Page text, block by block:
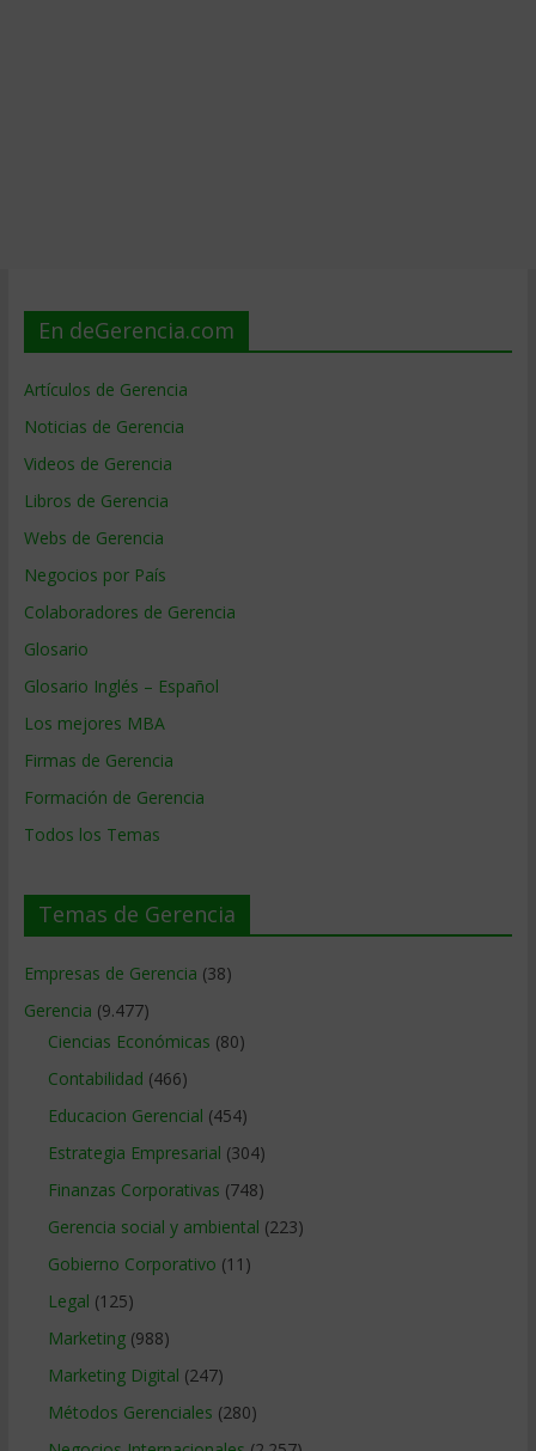
En deGerencia.com
Artículos de Gerencia
Noticias de Gerencia
Videos de Gerencia
Libros de Gerencia
Webs de Gerencia
Negocios por País
Colaboradores de Gerencia
Glosario
Glosario Inglés – Español
Los mejores MBA
Firmas de Gerencia
Formación de Gerencia
Todos los Temas
Temas de Gerencia
Empresas de Gerencia (38)
Gerencia (9.477)
Ciencias Económicas (80)
Contabilidad (466)
Educacion Gerencial (454)
Estrategia Empresarial (304)
Finanzas Corporativas (748)
Gerencia social y ambiental (223)
Gobierno Corporativo (11)
Legal (125)
Marketing(988)
Marketing Digital (247)
Métodos Gerenciales (280)